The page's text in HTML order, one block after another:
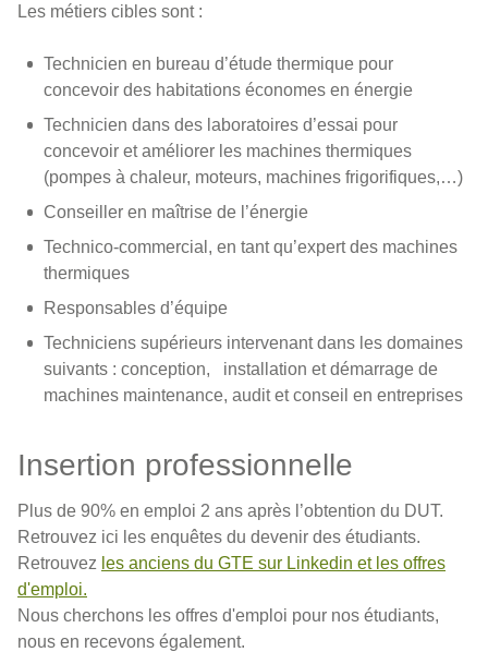
Les métiers cibles sont :
Technicien en bureau d’étude thermique pour
concevoir des habitations économes en énergie
Technicien dans des laboratoires d’essai pour
concevoir et améliorer les machines thermiques
(pompes à chaleur, moteurs, machines frigorifiques,…)
Conseiller en maîtrise de l’énergie
Technico-commercial, en tant qu’expert des machines
thermiques
Responsables d’équipe
Techniciens supérieurs intervenant dans les domaines
suivants : conception, installation et démarrage de
machines maintenance, audit et conseil en entreprises
Insertion professionnelle
Plus de 90% en emploi 2 ans après l’obtention du DUT.
Retrouvez ici les enquêtes du devenir des étudiants.
Retrouvez les anciens du GTE sur Linkedin et les offres
d'emploi.
Nous cherchons les offres d'emploi pour nos étudiants,
nous en recevons également.